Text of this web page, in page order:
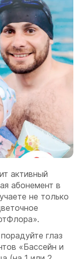
активный
абонемент в
не только
глаз
«Бассейн и